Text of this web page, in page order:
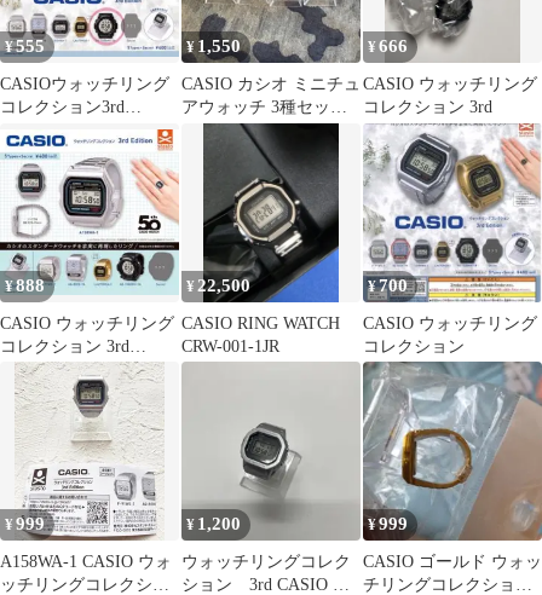
¥555
CASIOウォッチリング
コレクション3rd
EditionAE1500WH1A
¥1,550
CASIO カシオ ミニチュ
アウォッチ 3種セット1
¥666
CASIO ウォッチリング
コレクション 3rd
¥888
CASIO ウォッチリング
コレクション 3rd
Edition
¥ 22,500
CASIO RING WATCH
CRW-001-1JR
¥700
CASIO ウォッチリング
コレクション
¥999
A158WA-1 CASIO ウォ
ッチリングコレクショ
¥ 1,200
ウォッチリングコレク
ション 3rd CASIO G-
¥999
CASIO ゴールド ウォッ
チリングコレクション